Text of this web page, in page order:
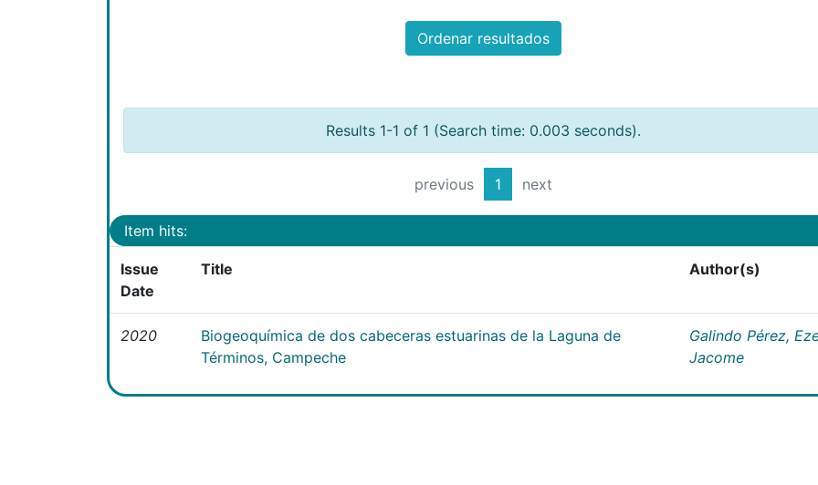
Ordenar resultados
Results 1-1 of 1 (Search time: 0.003 seconds).
previous 1 next
Item hits:
Issue
Date
Title Author(s)
2020
Biogeoquímica de dos cabeceras estuarinas de la Laguna de
Términos, Campeche
Galindo Pérez,
Jacome